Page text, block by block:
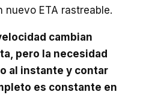
nuevo ETA rastreable.
cambian
pero la necesidad
al instante y contar
es constante en